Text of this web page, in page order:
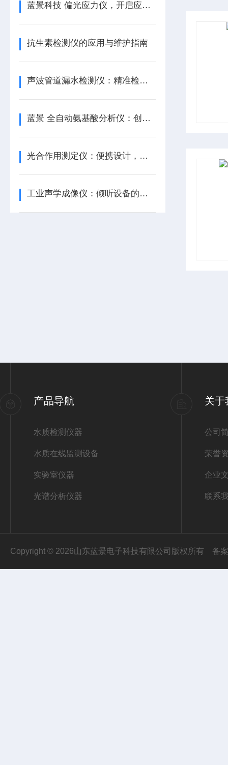
蓝景科技 偏光应力仪，开启应力检测新篇
抗生素检测仪的应用与维护指南
声波管道漏水检测仪：精准检测，防患未然
蓝景 全自动氨基酸分析仪：创新驱动下的高效检测神器
光合作用测定仪：便携设计，适应多元科研场景
工业声学成像仪：倾听设备的细微“诉说”
产品导航
水质检测仪器
水质在线监测设备
实验室仪器
光谱分析仪器
关于
公司
荣誉
企业
联系
Copyright © 2026山东蓝景电子科技有限公司版权所有 备